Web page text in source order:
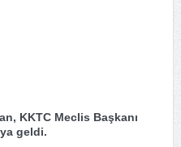
KKTC Meclis Başkanı
geldi.